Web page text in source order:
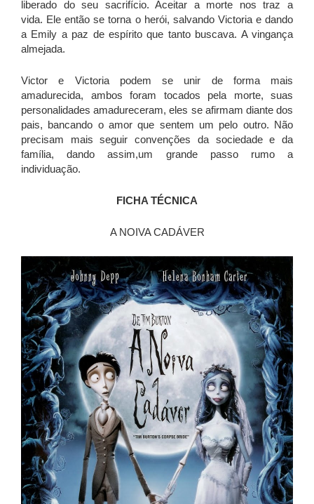
liberado do seu sacrifício. Aceitar a morte nos traz a
vida. Ele então se torna o herói, salvando Victoria e dando
a Emily a paz de espírito que tanto buscava. A vingança
almejada.
Victor e Victoria podem se unir de forma mais
amadurecida, ambos foram tocados pela morte, suas
personalidades amadureceram, eles se afirmam diante dos
pais, bancando o amor que sentem um pelo outro. Não
precisam mais seguir convenções da sociedade e da
família, dando assim,um grande passo rumo a
individuação.
FICHA TÉCNICA
A NOIVA CADÁVER